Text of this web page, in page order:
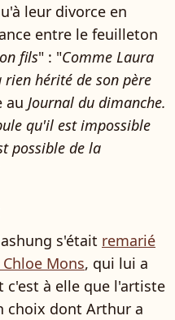
leur divorce en
entre le feuilleton
fils" : "Comme Laura
hérité de son père
au Journal du dimanche.
qu'il est impossible
possible de la
s'était remarié
Mons, qui lui a
c'est à elle que l'artiste
choix dont Arthur a